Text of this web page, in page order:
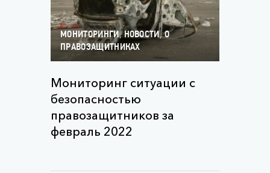
МОНИТОРИНГИ,НОВОСТИ,О
ПРАВОЗАЩИТНИКАХ
Мониторинг ситуации с
безопасностью
правозащитников за
февраль 2022